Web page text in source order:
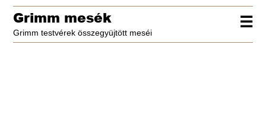
☰
Grimm mesék
Grimm testvérek összegyüjtött meséi